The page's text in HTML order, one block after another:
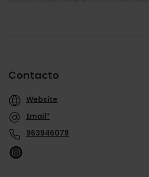
Contacto
Website
Email*
963946079